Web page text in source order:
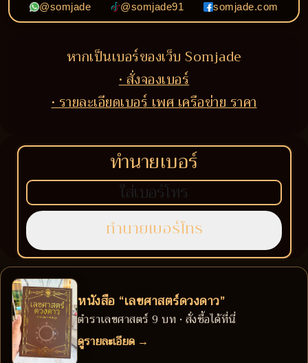
@somjade @somjade91 somjade.com
หากเป็นเบอร์ของเว็บ Somjade
• สั่งจองเบอร์
• รายละเอียดเบอร์ เพศ เครือข่าย ราคา
ทำนายเบอร์
หนังสือ “เลขศาสตร์ดวงดาว”
ตำราเลขศาสตร์ 9 บท • สั่งซื้อได้ที่นี่
ดูรายละเอียด →